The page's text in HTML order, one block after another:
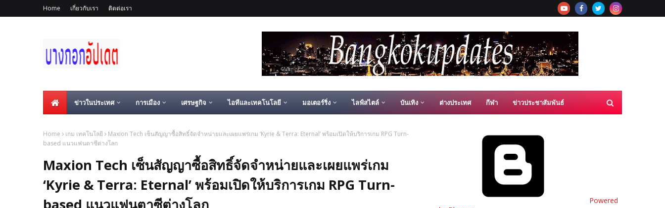
Home เกี่ยวกับเรา ติดต่อเรา
ข่าวในประเทศ การเมือง เศรษฐกิจ ไอทีและเทคโนโลยี มอเตอร์ริ่ง ไลฟ์สไตล์ บันเทิง ต่างประเทศ กีฬา ข่าวประชาสัมพันธ์
Home เกม เทคโนโลยี
Maxion Tech เซ็นสัญญาซื้อสิทธิ์จัดจำหน่ายและเผยแพร่เกม ‘Kyrie & Terra: Eternal’ พร้อมเปิดให้บริการเกม RPG Turn-
based แนวแฟนตาซีต่างโลก
Maxion Tech เซ็นสัญญาซื้อสิทธิ์จัดจำหน่ายและเผยแพร่เกม
‘Kyrie & Terra: Eternal’ พร้อมเปิดให้บริการเกม RPG Turn-
based แนวแฟนตาซีต่างโลก
Powered